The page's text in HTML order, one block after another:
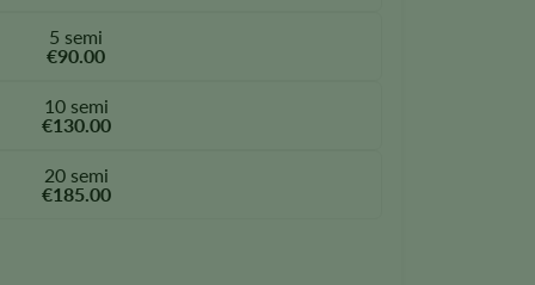
5 semi
€90.00
10 semi
€130.00
20 semi
€185.00